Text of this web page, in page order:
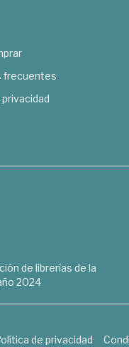
frecuentes
de librerías de la
2024
de privacidad